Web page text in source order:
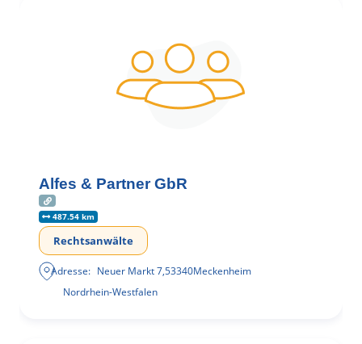
Alfes & Partner GbR
487.54 km
Rechtsanwälte
Adresse: Neuer Markt 7,53340Meckenheim
Nordrhein-Westfalen